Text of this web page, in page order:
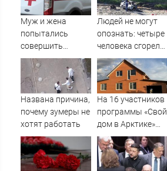
Муж и жена
попытались
совершить
суицид,
предупредив
оперативные
службы
Людей не могут
опознать: четыре
человека сгорели
заживо в
страшном ДТП на
трассе
07/08/2026 –
Названа причина,
почему зумеры не
хотят работать
На 16 участников
программы «Свой
дом в Арктике»
подали в суд